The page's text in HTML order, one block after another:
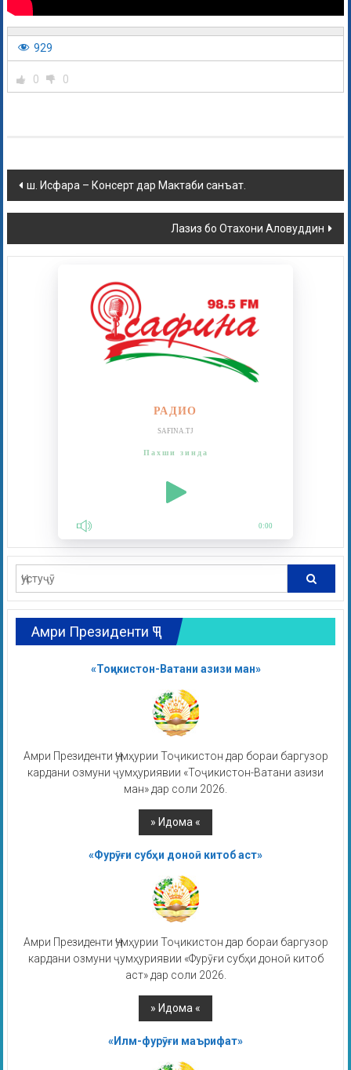
929
0 0
ш. Исфара – Консерт дар Мактаби санъат.
Лазиз бо Отахони Аловуддин
РАДИО
SAFINA.TJ
Пахши зинда
0:00
Амри Президенти ҶТ
«Тоҷикистон-Ватани азизи ман»
Амри Президенти Ҷумҳурии Тоҷикистон дар бораи баргузор
кардани озмуни ҷумҳуриявии «Тоҷикистон-Ватани азизи
ман» дар соли 2026.
«Фурӯғи субҳи доноӣ китоб аст»
Амри Президенти Ҷумҳурии Тоҷикистон дар бораи баргузор
кардани озмуни ҷумҳуриявии «Фурӯғи субҳи доноӣ китоб
аст» дар соли 2026.
«Илм-фурӯғи маърифат»